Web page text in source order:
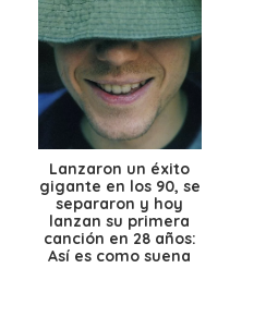
Lanzaron un éxito
gigante en los 90, se
separaron y hoy
lanzan su primera
canción en 28 años:
Así es como suena